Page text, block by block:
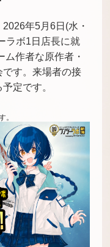
年5月6日(水・
ラボ1日店長に就
作者な原作者・
す。来場者の接
定です。
。